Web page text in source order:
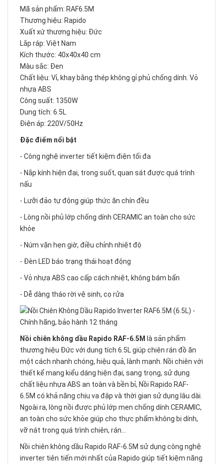
Mã sản phẩm: RAF6.5M
Thương hiệu: Rapido
Xuất xứ thương hiệu: Đức
Lắp ráp: Việt Nam
Kích thước: 40x40x40 cm
Màu sắc: Đen
Chất liệu: Vỉ, khay bằng thép không gỉ phủ chống dính. Vỏ
nhựa ABS
Công suất: 1350W
Dung tích: 6.5L
Điện áp: 220V/50Hz
Đặc điểm nổi bật
- Công nghệ inverter tiết kiệm điện tối đa
- Nắp kính hiện đại, trong suốt, quan sát được quá trình
nấu
- Lưỡi đảo tự động giúp thức ăn chín đều
- Lòng nồi phủ lớp chống dính CERAMIC an toàn cho sức
khỏe
- Núm vặn hẹn giờ, điều chỉnh nhiệt độ
- Đèn LED báo trạng thái hoạt động
- Vỏ nhựa ABS cao cấp cách nhiệt, không bám bẩn
- Dễ dàng tháo rời vệ sinh, cọ rửa
Nồi chiên không dầu Rapido RAF-6.5M là sản phẩm
thương hiệu Đức với dung tích 6.5L giúp chiên rán đồ ăn
một cách nhanh chóng, hiệu quả, lành mạnh. Nồi chiên với
thiết kể mang kiểu dáng hiện đại, sang trọng, sử dụng
chất liệu nhựa ABS an toàn và bền bỉ, Nồi Rapido RAF-
6.5M có khả năng chịu va đập và thời gian sử dụng lâu dài.
Ngoài ra, lòng nồi được phủ lớp men chống dính CERAMIC,
an toàn cho sức khỏe giúp cho thực phẩm không bị dính,
vỡ nát trong quá trình chiên, rán…
Nồi chiên không dầu Rapido RAF-6.5M sử dụng công nghệ
inverter tiên tiến mới nhất của Rapido giúp tiết kiệm năng